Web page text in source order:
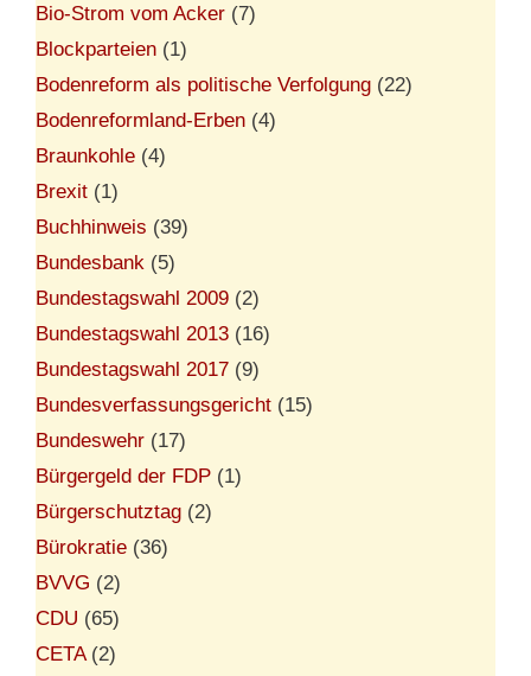
Bio-Strom vom Acker (7)
Blockparteien (1)
Bodenreform als politische Verfolgung (22)
Bodenreformland-Erben (4)
Braunkohle (4)
Brexit (1)
Buchhinweis (39)
Bundesbank (5)
Bundestagswahl 2009 (2)
Bundestagswahl 2013 (16)
Bundestagswahl 2017 (9)
Bundesverfassungsgericht (15)
Bundeswehr (17)
Bürgergeld der FDP (1)
Bürgerschutztag (2)
Bürokratie (36)
BVVG (2)
CDU (65)
CETA(2)